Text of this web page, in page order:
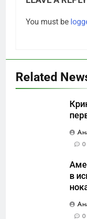
You must be
Related
0
в
0